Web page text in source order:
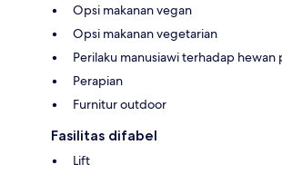
Opsi makanan vegan
Opsi makanan vegetarian
Perilaku manusiawi terhadap hewan
Perapian
Furnitur outdoor
Fasilitas difabel
Lift